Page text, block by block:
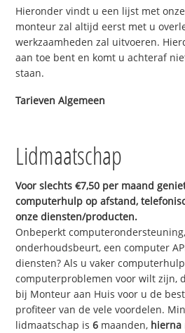
Hieronder vindt u een lijst met
monteur zal altijd eerst met u
werkzaamheden zal uitvoeren.
aan toe bent en komt u achteraf
staan.
Tarieven Algemeen
Lidmaatschap
Voor slechts €7,50 per maand
computerhulp op afstand,
onze diensten/producten.
Onbeperkt
onderhoudsbeurt, een computer
diensten? Als u vaker
computerproblemen voor wilt zijn,
bij Monteur aan Huis voor u de
profiteer van de vele voordelen.
lidmaatschap is6 maanden, hierna